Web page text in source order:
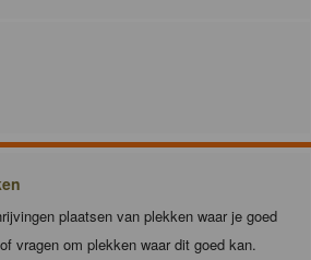
plaatsen van plekken waar je goed
vragen om plekken waar dit goed kan.